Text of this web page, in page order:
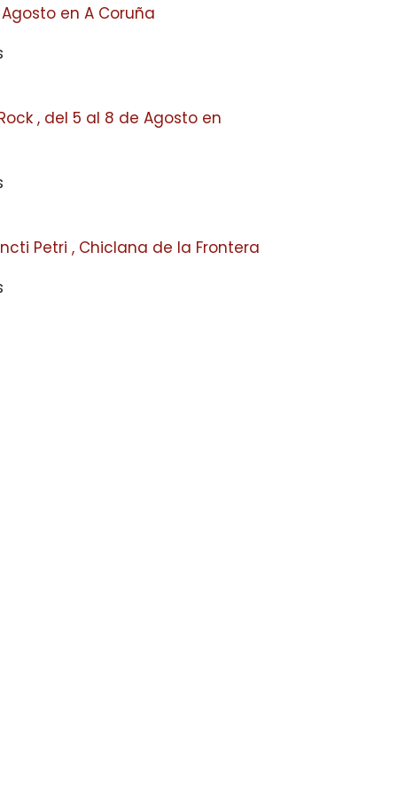
Agosto en A Coruña
, del 5 al 8 de Agosto en
Petri , Chiclana de la Frontera